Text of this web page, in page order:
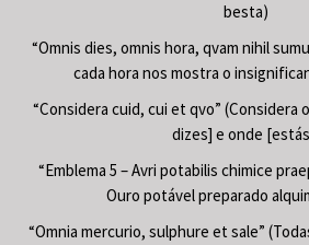
besta)
“Omnis dies, omnis hora, qvam nihil
cada hora nos mostra o
“Considera cuid, cui et qvo” (Considera
dizes] e onde
“Emblema 5 – Avri potabilis chimice
Ouro potável preparado
“Omnia mercurio, sulphure et sale”